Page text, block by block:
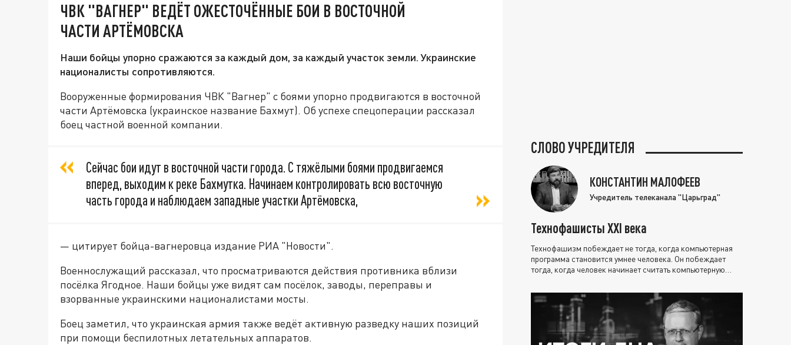
ЧВК "ВАГНЕР" ВЕДЁТ ОЖЕСТОЧЁННЫЕ БОИ В ВОСТОЧНОЙ
ЧАСТИ АРТЁМОВСКА
Наши бойцы упорно сражаются за каждый дом, за каждый участок земли. Украинские
националисты сопротивляются.
Вооруженные формирования ЧВК "Вагнер" с боями упорно продвигаются в восточной
части Артёмовска (украинское название Бахмут). Об успехе спецоперации рассказал
боец частной военной компании.
Сейчас бои идут в восточной части города. С тяжёлыми боями продвигаемся
вперед, выходим к реке Бахмутка. Начинаем контролировать всю восточную
часть города и наблюдаем западные участки Артёмовска,
— цитирует бойца-вагнеровца издание РИА "Новости".
Военнослужащий рассказал, что просматриваются действия противника вблизи
посёлка Ягодное. Наши бойцы уже видят сам посёлок, заводы, переправы и
взорванные украинскими националистами мосты.
Боец заметил, что украинская армия также ведёт активную разведку наших позиций
при помощи беспилотных летательных аппаратов.
СЛОВО УЧРЕДИТЕЛЯ
КОНСТАНТИН МАЛОФЕЕВ
Учредитель телеканала "Царьград"
Технофашисты XXI века
Технофашизм побеждает не тогда, когда компьютерная
программа становится умнее человека. Он побеждает
тогда, когда человек начинает считать компьютерную